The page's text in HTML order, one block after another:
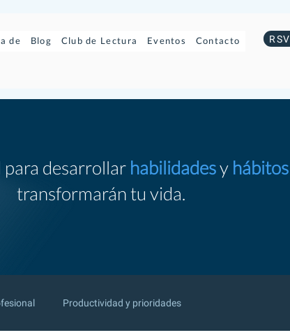
de Blog Club de Lectura Eventos Contacto RSV
para desarrollar habilidadesy hábitos
transformarán tu vida.
Productividad y prioridades